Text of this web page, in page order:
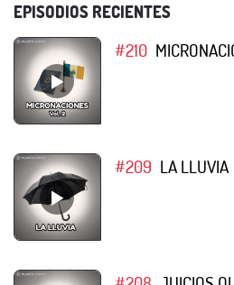
EPISODIOS RECIENTES
#210
#209 LA LLUVIA